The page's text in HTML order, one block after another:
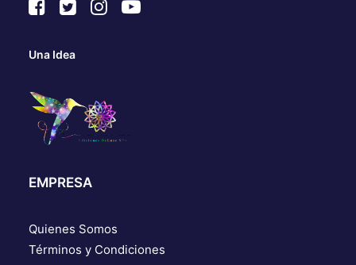
Una Idea
EMPRESA
Quienes Somos
Términos y Condiciones